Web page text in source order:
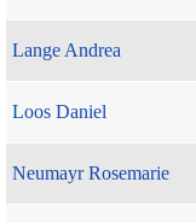
Lange Andrea
Loos Daniel
Neumayr Rosemarie